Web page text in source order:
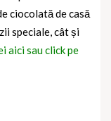
ciocolată de casă
speciale, cât și
aici sau click pe